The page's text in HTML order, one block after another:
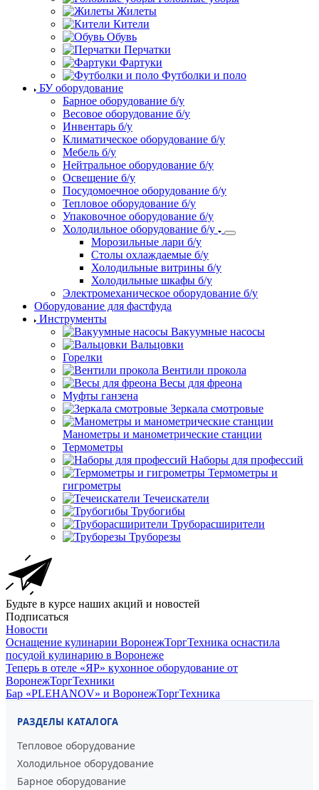
Жилеты
Кители
Обувь
Перчатки
Фартуки
Футболки и поло
БУ оборудование
Барное оборудование б/у
Весовое оборудование б/у
Инвентарь б/у
Климатическое оборудование б/у
Мебель б/у
Нейтральное оборудование б/у
Освещение б/у
Посудомоечное оборудование б/у
Тепловое оборудование б/у
Упаковочное оборудование б/у
Холодильное оборудование б/у
Морозильные лари б/у
Столы охлаждаемые б/у
Холодильные витрины б/у
Холодильные шкафы б/у
Электромеханическое оборудование б/у
Оборудование для фастфуда
Инструменты
Вакуумные насосы
Вальцовки
Горелки
Вентили прокола
Весы для фреона
Муфты ганзена
Зеркала смотровые
Манометры и манометрические станции
Термометры
Наборы для профессий
Термометры и
гигрометры
Течеискатели
Трубогибы
Труборасширители
Труборезы
Будьте в курсе наших акций и новостей
Подписаться
Новости
Оснащение кулинарии ВоронежТоргТехника оснастила
посудой кулинарию в Воронеже
Теперь в отеле «ЯР» кухонное оборудование от
ВоронежТоргТехники
Бар «PLEHANOV» и ВоронежТоргТехника
РАЗДЕЛЫ КАТАЛОГА
Тепловое оборудование
Холодильное оборудование
Барное оборудование